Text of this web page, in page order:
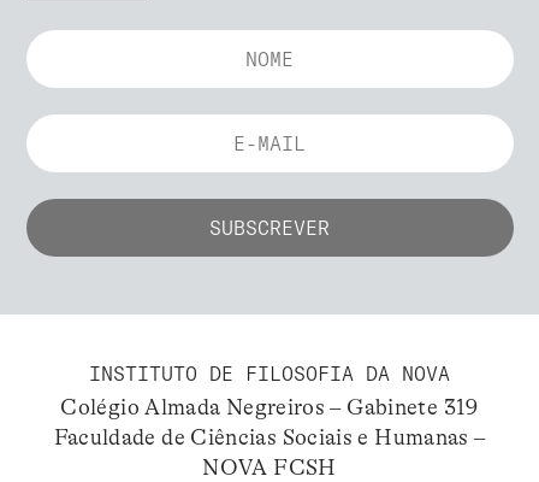
INSTITUTO DE FILOSOFIA DA NOVA
Colégio Almada Negreiros – Gabinete 319
Faculdade de Ciências Sociais e Humanas –
NOVA FCSH